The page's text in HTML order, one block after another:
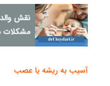
نقش
مشکلات
آسیب به ریشه یا عصب